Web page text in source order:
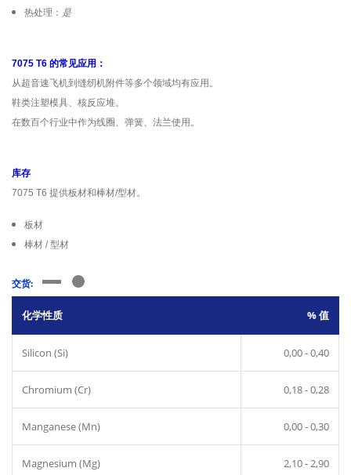
热处理： 是
7075 T6 的常见应用：
从超音速飞机到缝纫机附件等多个领域均有应用。
鞋类注塑模具、核反应堆。
在数百个行业中作为线圈、弹簧、法兰使用。
库存
7075 T6 提供板材和棒材/型材。
板材
棒材 / 型材
交货:
化学性质 % 值
Silicon (Si) 0,00 - 0,40
Chromium (Cr) 0,18 - 0,28
Manganese (Mn) 0,00 - 0,30
Magnesium (Mg) 2,10 - 2,90